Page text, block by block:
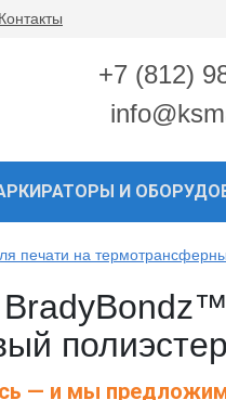
Контакты
+7 (812)
И
печати на
полиэстер
— и мы